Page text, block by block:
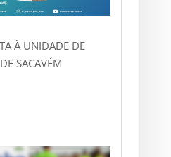
À UNIDADE DE
SACAVÉM